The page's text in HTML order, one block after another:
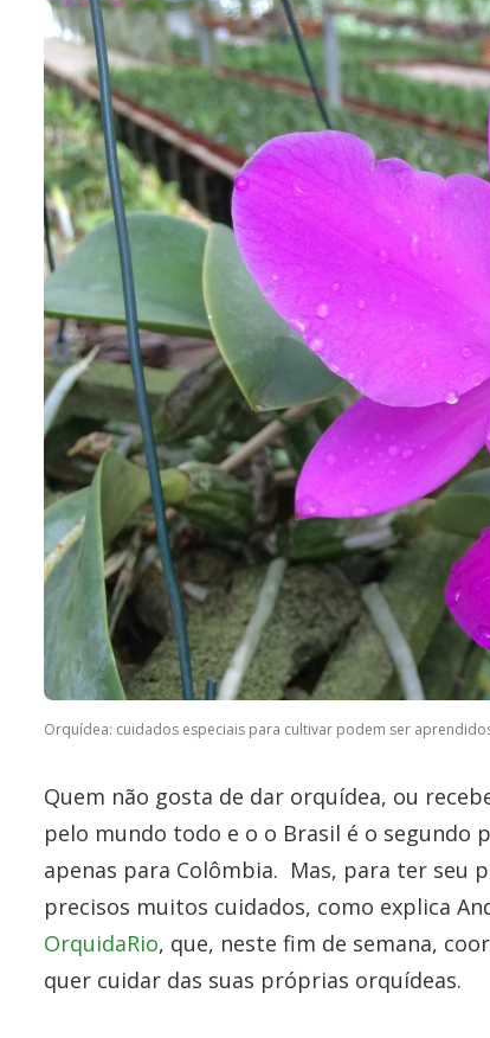
Orquídea: cuidados especiais para cultivar podem ser
Quem não gosta de dar orquídea, ou
pelo mundo todo e o o Brasil é o segundo
apenas para Colômbia. Mas, para ter seu
precisos muitos cuidados, como explica
OrquidaRio, que, neste fim de semana,
quer cuidar das suas próprias orquídeas.